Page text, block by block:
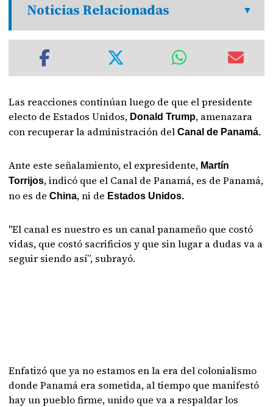
Noticias Relacionadas
Las reacciones continúan luego de que el presidente
electo de Estados Unidos, Donald Trump, amenazara
con recuperar la administración delCanal de Panamá.
Ante este señalamiento, el expresidente, Martín
Torrijos, indicó que el Canal de Panamá, es de Panamá,
no es deChina, ni de Estados Unidos.
"El canal es nuestro es un canal panameño que costó
vidas, que costó sacrificios y que sin lugar a dudas va a
seguir siendo así”, subrayó.
Enfatizó que ya no estamos en la era del colonialismo
donde Panamá era sometida, al tiempo que manifestó
hay un pueblo firme, unido que va a respaldar los